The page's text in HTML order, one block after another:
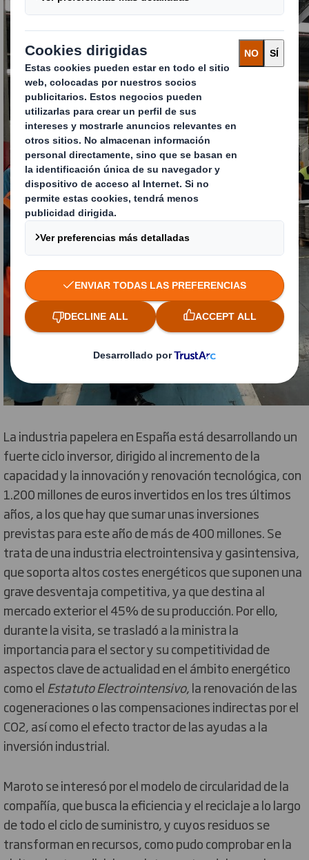
La industria papelera en España está desarrollando un
fuerte ciclo inversor, dirigido al incremento de la
capacidad y la innovación y renovación tecnológica, con
1.200 millones de euros invertidos en los tres últimos
años, a los que hay que sumar unas inversiones
previstas para este año de más de 400 millones. Se
trata de una industria electrointensiva y gasintensiva,
que soporta altos costes energéticos que suponen una
grave desventaja competitiva, ya que destina al
mercado exterior el 45% de su producción. Por ello,
durante la visita, se trasladó a la ministra la
importancia para el sector y su competitividad de
aspectos clave de actualidad en el ámbito energético
como el Estatuto Electrointensivo, la renovación de las
cogeneraciones o las compensaciones indirectas por el
CO2, así como el efecto tractor de las ayudas a la
inversión industrial.
Maroto se interesó por el modelo de circularidad de la
compañía, que busca la eficiencia y el reciclaje a lo largo
de todo el ciclo de suministro, y cuyos residuos se
transforman en recursos, como pudo comprobar en la